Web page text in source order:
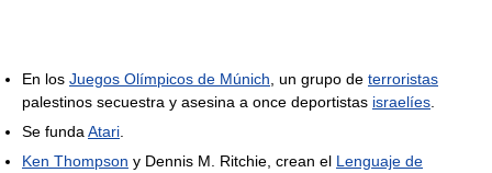
En los Juegos Olímpicos de Múnich , un grupo de terroristas
palestinos secuestra y asesina a once deportistas israelíes
Se funda Atari
Ken Thompson y Dennis M. Ritchie, crean el Lenguaje de